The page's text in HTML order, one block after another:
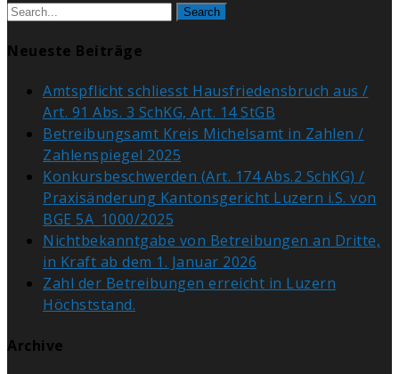
Search
Neueste Beiträge
Amtspflicht schliesst Hausfriedensbruch aus /
Art. 91 Abs. 3 SchKG, Art. 14 StGB
Betreibungsamt Kreis Michelsamt in Zahlen /
Zahlenspiegel 2025
Konkursbeschwerden (Art. 174 Abs.2 SchKG) /
Praxisänderung Kantonsgericht Luzern i.S. von
BGE 5A_1000/2025
Nichtbekanntgabe von Betreibungen an Dritte,
in Kraft ab dem 1. Januar 2026
Zahl der Betreibungen erreicht in Luzern
Höchststand.
Archive